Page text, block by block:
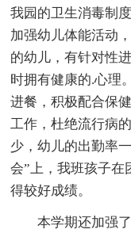
我园的卫生消毒制
加强幼儿体能活动
的幼儿，有针对性
时拥有健康的.心理
进餐，积极配合保
工作，杜绝流行病
少，幼儿的出勤率
会”上，我班孩子在
得较好成绩。
本学期还加强了